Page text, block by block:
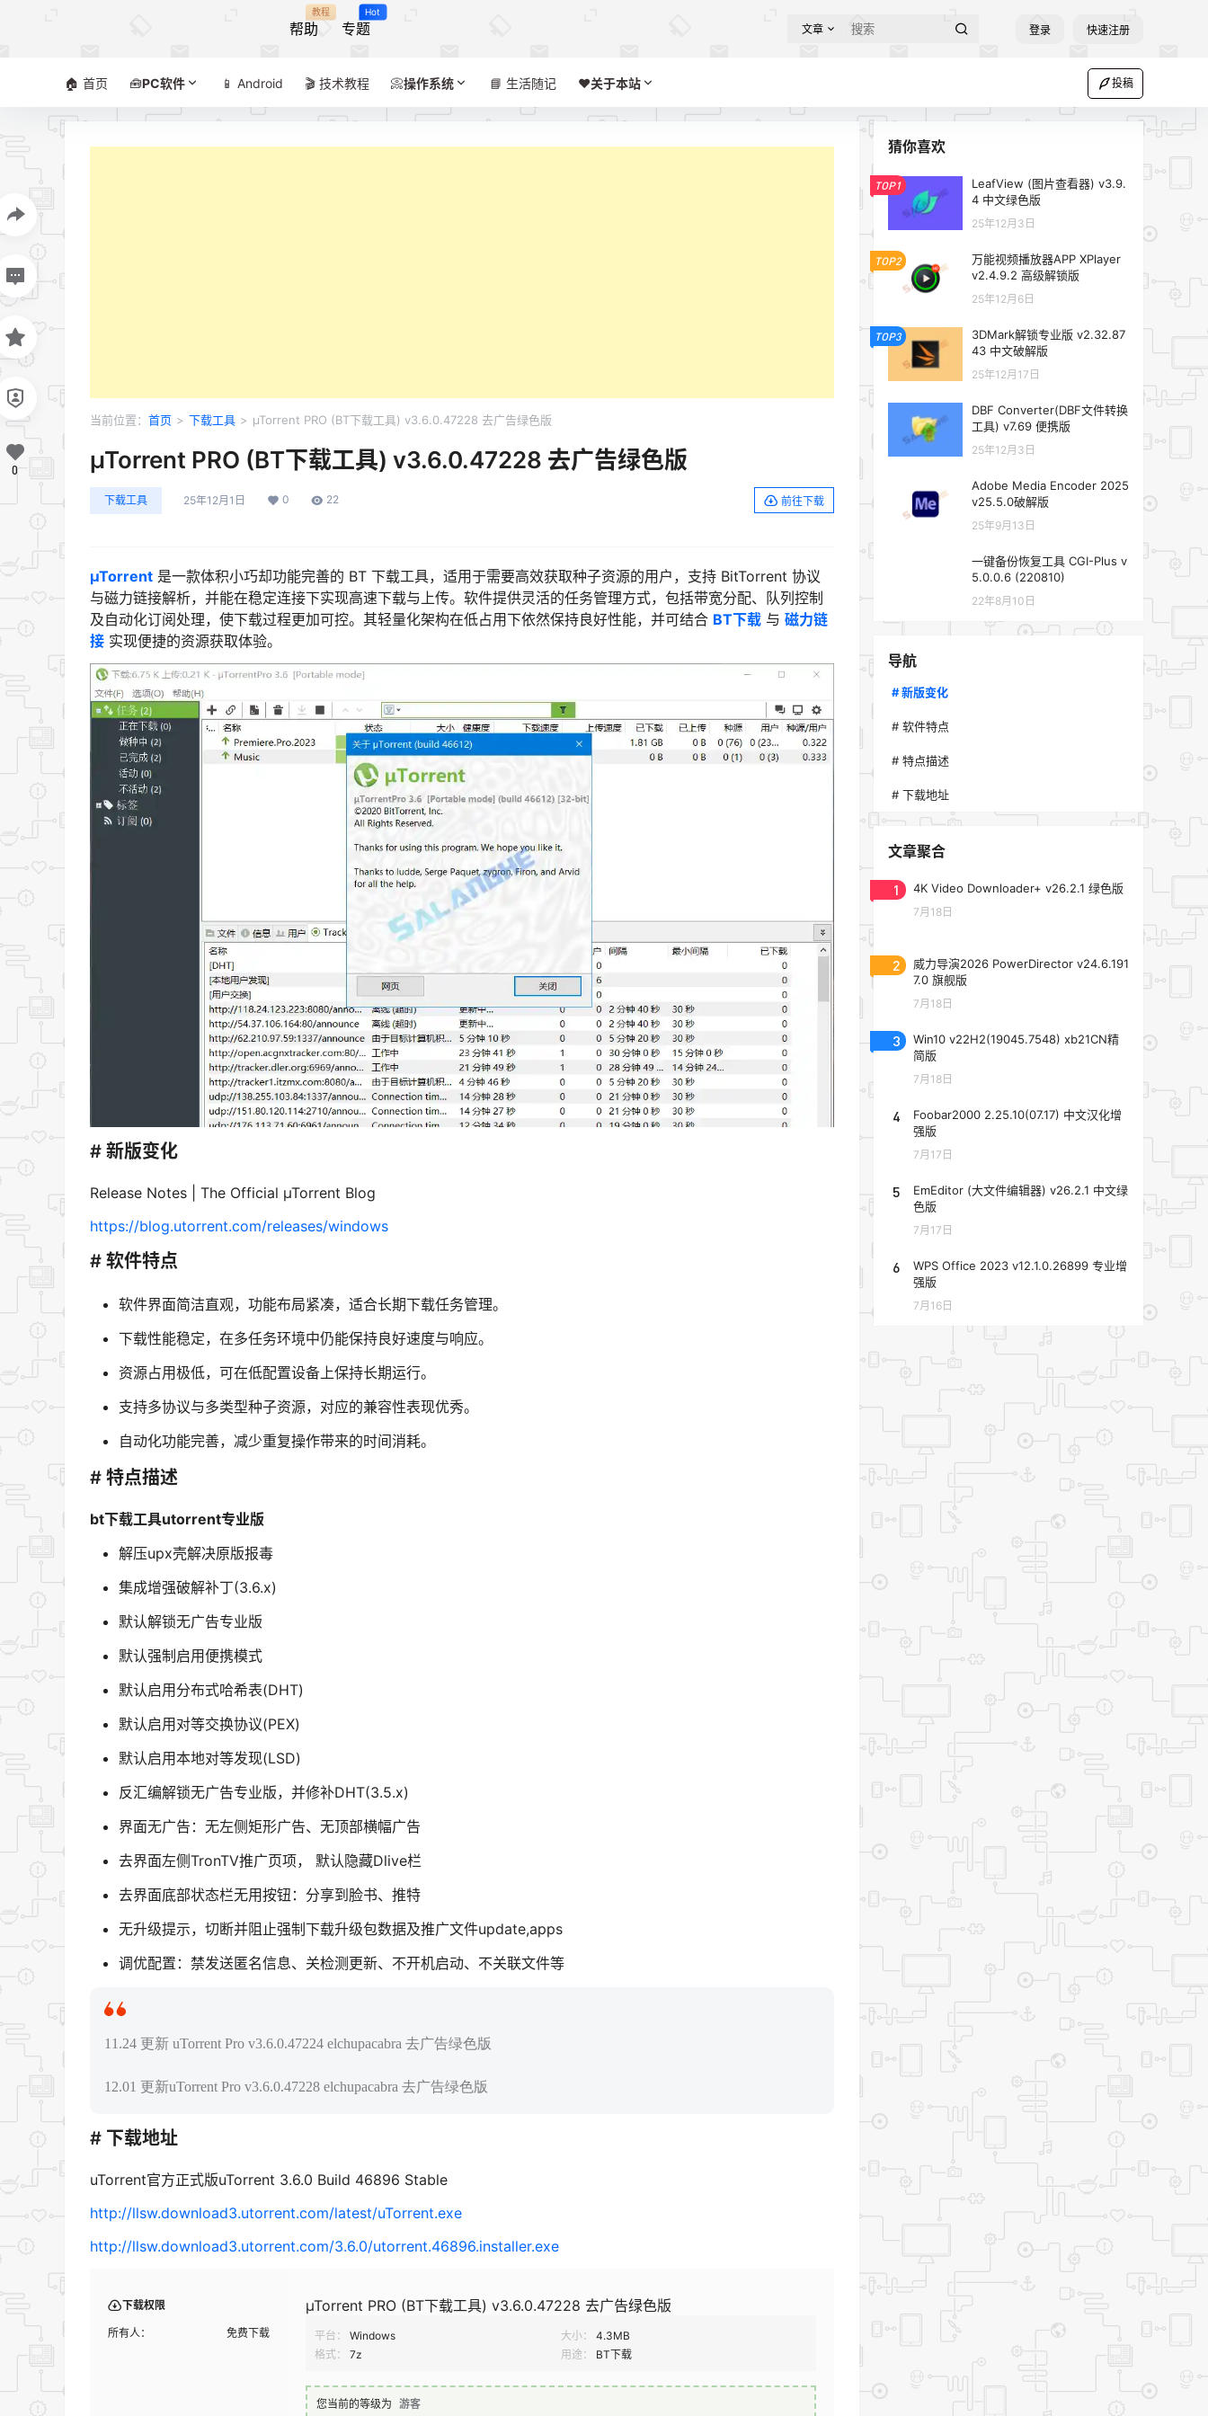
帮助
教程
专题
Hot
文章 登录 快速注册
🏠 首页 🧰PC软件 📱 Android 🎬 技术教程 📀操作系统 📘 生活随记 ❤️‍关于本站 投稿
当前位置： 首页 > 下载工具 > µTorrent PRO (BT下载工具) v3.6.0.47228 去广告绿色版
µTorrent PRO (BT下载工具) v3.6.0.47228 去广告绿色版
下载工具 25年12月1日 0 22 前往下载
µTorrent 是一款体积小巧却功能完善的 BT 下载工具，适用于需要高效获取种子资源的用户，支持 BitTorrent 协议
与磁力链接解析，并能在稳定连接下实现高速下载与上传。软件提供灵活的任务管理方式，包括带宽分配、队列控制
及自动化订阅处理，使下载过程更加可控。其轻量化架构在低占用下依然保持良好性能，并可结合 BT下载 与 磁力链
接 实现便捷的资源获取体验。
# 新版变化
Release Notes | The Official µTorrent Blog
https://blog.utorrent.com/releases/windows
# 软件特点
软件界面简洁直观，功能布局紧凑，适合长期下载任务管理。
下载性能稳定，在多任务环境中仍能保持良好速度与响应。
资源占用极低，可在低配置设备上保持长期运行。
支持多协议与多类型种子资源，对应的兼容性表现优秀。
自动化功能完善，减少重复操作带来的时间消耗。
# 特点描述
bt下载工具utorrent专业版
解压upx壳解决原版报毒
集成增强破解补丁(3.6.x)
默认解锁无广告专业版
默认强制启用便携模式
默认启用分布式哈希表(DHT)
默认启用对等交换协议(PEX)
默认启用本地对等发现(LSD)
反汇编解锁无广告专业版，并修补DHT(3.5.x)
界面无广告：无左侧矩形广告、无顶部横幅广告
去界面左侧TronTV推广页项， 默认隐藏Dlive栏
去界面底部状态栏无用按钮：分享到脸书、推特
无升级提示，切断并阻止强制下载升级包数据及推广文件update,apps
调优配置：禁发送匿名信息、关检测更新、不开机启动、不关联文件等
11.24 更新 uTorrent Pro v3.6.0.47224 elchupacabra 去广告绿色版
12.01 更新uTorrent Pro v3.6.0.47228 elchupacabra 去广告绿色版
# 下载地址
uTorrent官方正式版uTorrent 3.6.0 Build 46896 Stable
http://llsw.download3.utorrent.com/latest/uTorrent.exe
http://llsw.download3.utorrent.com/3.6.0/utorrent.46896.installer.exe
下载权限
所有人： 免费下载
µTorrent PRO (BT下载工具) v3.6.0.47228 去广告绿色版
平台： Windows 大小：
4.3MB
格式：
7z 用途： BT下载
您当前的等级为 游客
0
猜你喜欢
TOP1
LeafView (图片查看器) v3.9.
4 中文绿色版
25年12月3日
TOP2
万能视频播放器APP XPlayer
v2.4.9.2 高级解锁版
25年12月6日
TOP3
3DMark解锁专业版 v2.32.87
43 中文破解版
25年12月17日
DBF Converter(DBF文件转换
工具) v7.69 便携版
25年12月3日
Adobe Media Encoder 2025
v25.5.0破解版
25年9月13日
一键备份恢复工具 CGI-Plus v
5.0.0.6 (220810)
22年8月10日
导航
# 新版变化
# 软件特点
# 特点描述
# 下载地址
文章聚合
1 4K Video Downloader+ v26.2.1 绿色版
7月18日
2
威力导演2026 PowerDirector v24.6.191
7.0 旗舰版
7月18日
3
Win10 v22H2(19045.7548) xb21CN精
简版
7月18日
4
Foobar2000 2.25.10(07.17) 中文汉化增
强版
7月17日
5
EmEditor (大文件编辑器) v26.2.1 中文绿
色版
7月17日
6
WPS Office 2023 v12.1.0.26899 专业增
强版
7月16日